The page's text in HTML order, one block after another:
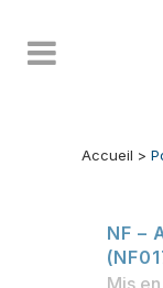
Accueil >
NF –
Mis